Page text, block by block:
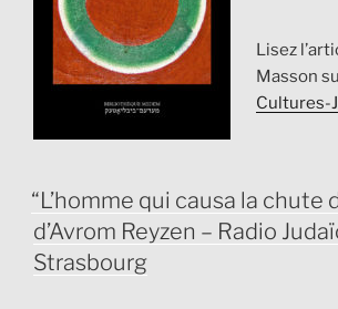
Lisez
Masson
Cultures-J
PUBLIÉ
LE
“L’homme qui causa la chute
d’Avrom Reyzen – Radio
Strasbourg